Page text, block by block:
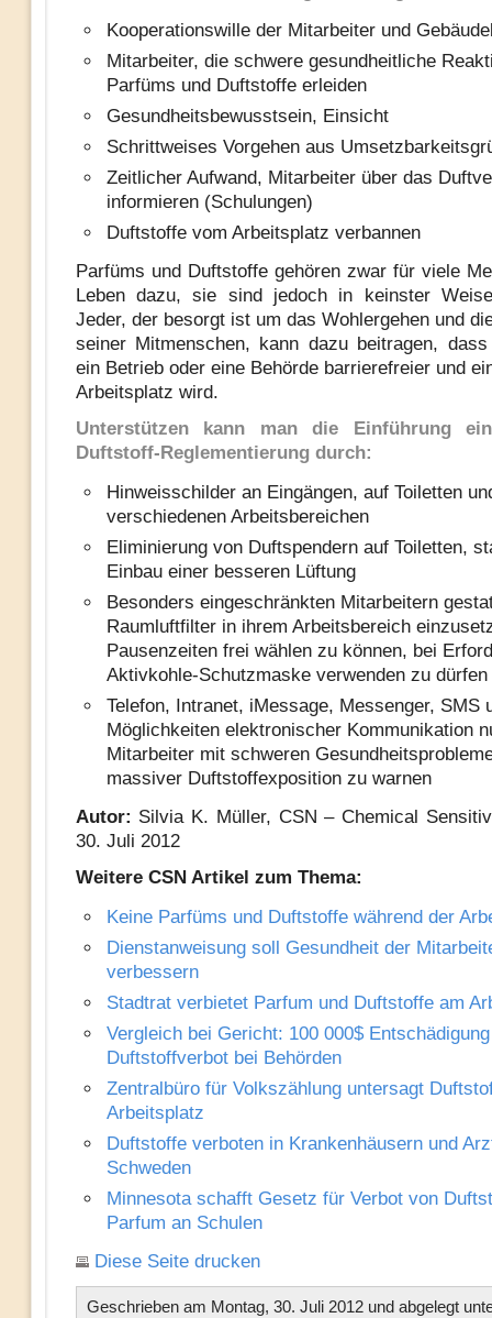
Kooperationswille der Mitarbeiter und
Mitarbeiter, die schwere gesundheitliche
Parfüms und Duftstoffe erleiden
Gesundheitsbewusstsein, Einsicht
Schrittweises Vorgehen aus
Zeitlicher Aufwand, Mitarbeiter über das
informieren (Schulungen)
Duftstoffe vom Arbeitsplatz verbannen
Parfüms und Duftstoffe gehören zwar für viele
Leben dazu, sie sind jedoch in keinster
Jeder, der besorgt ist um das Wohlergehen und
seiner Mitmenschen, kann dazu beitragen,
ein Betrieb oder eine Behörde barrierefreier und
Arbeitsplatz wird.
Unterstützen kann man die Einführung
Duftstoff-Reglementierung durch:
Hinweisschilder an Eingängen, auf Toiletten
verschiedenen Arbeitsbereichen
Eliminierung von Duftspendern auf Toiletten,
Einbau einer besseren Lüftung
Besonders eingeschränkten Mitarbeitern
Raumluftfilter in ihrem Arbeitsbereich
Pausenzeiten frei wählen zu können, bei
Aktivkohle-Schutzmaske verwenden zu dürfen
Telefon, Intranet, iMessage, Messenger, SMS
Möglichkeiten elektronischer Kommunikation
Mitarbeiter mit schweren
massiver Duftstoffexposition zu warnen
Autor: Silvia K. Müller, CSN – Chemical
30. Juli 2012
Weitere CSN Artikel zum Thema:
Keine Parfüms und Duftstoffe während der
Dienstanweisung soll Gesundheit der
verbessern
Stadtrat verbietet Parfum und Duftstoffe am
Vergleich bei Gericht: 100 000$
Duftstoffverbot bei Behörden
Zentralbüro für Volkszählung untersagt
Arbeitsplatz
Duftstoffe verboten in Krankenhäusern und
Schweden
Minnesota schafft Gesetz für Verbot von
Parfum an Schulen
Diese Seite drucken
Geschrieben am Montag, 30. Juli 2012 und abgelegt